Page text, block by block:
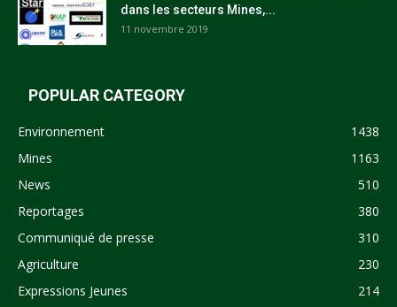
dans les secteurs Mines,...
11 novembre 2019
POPULAR CATEGORY
Environnement
1438
Mines
1163
News
510
Reportages
380
Communiqué de presse
310
Agriculture
230
Expressions Jeunes
214